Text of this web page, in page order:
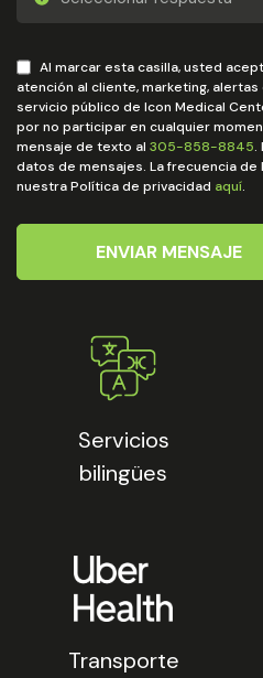
Servicios
bilingües
Transporte
Al marcar esta casilla, usted
atención al cliente, marketing,
servicio público de Icon Medical
por no participar en cualquier
mensaje de texto al 305-858-8845.
datos de mensajes. La frecuencia
nuestra Política de privacidad aquí.
ENVIAR MENSAJE